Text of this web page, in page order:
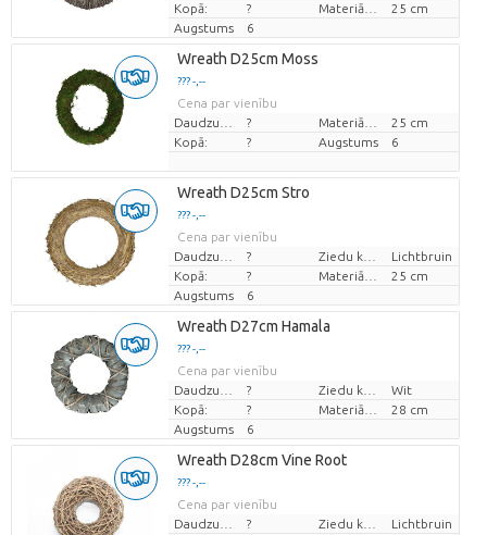
Kopā:
?
25 cm
Augstums
6
Wreath D25cm Moss
??? -,--
Cena par vienību
?
25 cm
Kopā:
? Augstums 6
Wreath D25cm Stro
??? -,--
Cena par vienību
?
Lichtbruin
Kopā:
?
25 cm
Augstums
6
Wreath D27cm Hamala
??? -,--
Cena par vienību
?
Wit
Kopā:
?
28 cm
Augstums
6
Wreath D28cm Vine Root
??? -,--
Cena par vienību
?
Lichtbruin